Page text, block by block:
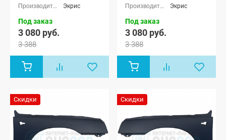
Экрис
Под заказ
3 080 руб.
3 388
Экрис
Под заказ
3 080 руб.
3 388
Скидки Скидки